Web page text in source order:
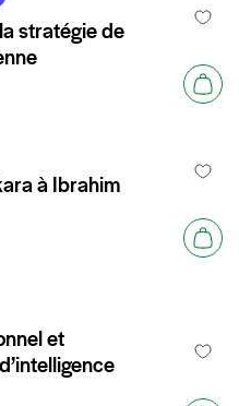
stratégie de
à Ibrahim
et